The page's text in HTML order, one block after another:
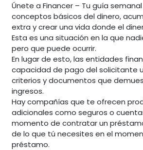
Únete a Financer – Tu guía
conceptos básicos del dinero,
extra y crear una vida donde el
Esta es una situación en la que
pero que puede ocurrir.
En lugar de esto, las entidades
capacidad de pago del solicitante
criterios y documentos que
ingresos.
Hay compañías que te ofrecen
adicionales como seguros o
momento de contratar un
de lo que tú necesites en el
préstamo.